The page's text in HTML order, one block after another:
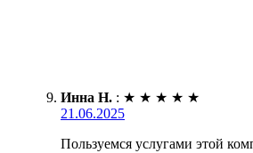
Инна Н. : ★ ★ ★ ★ ★
21.06.2025
Пользуемся услугами этой